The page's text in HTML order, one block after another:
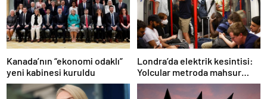
Kanada’nın “ekonomi odaklı”
yeni kabinesi kuruldu
Londra’da elektrik kesintisi:
Yolcular metroda mahsur
kaldı